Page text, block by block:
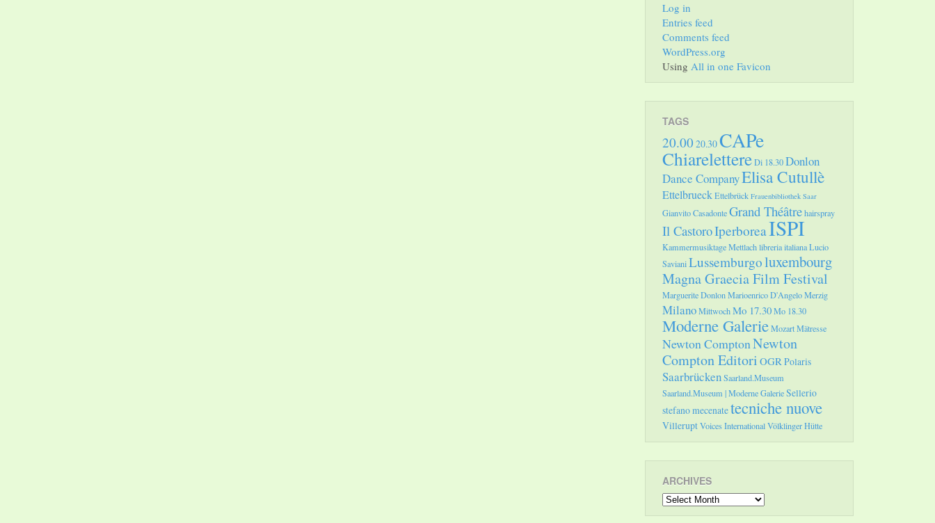
Log in
Entries feed
Comments feed
WordPress.org
Using All in one Favicon
TAGS
20.00 20.30CAPe
ChiarelettereDi 18.30Donlon
Dance CompanyElisa Cutullè
EttelbrueckEttelbrück Frauenbibliothek Saar
Gianvito CasadonteGrand Théâtrehairspray
Il CastoroIperboreaISPI
Kammermusiktage Mettlachlibreria italianaLucio
SavianiLussemburgoluxembourg
Magna Graecia Film Festival
Marguerite DonlonMarioenrico D'AngeloMerzig
MilanoMittwochMo 17.30Mo 18.30
Moderne GalerieMozartMätresse
Newton ComptonNewton
Compton Editori OGRPolaris
SaarbrückenSaarland.Museum
Saarland.Museum | Moderne GalerieSellerio
stefano mecenatetecniche nuove
VilleruptVoices InternationalVölklinger Hütte
ARCHIVES
Archives